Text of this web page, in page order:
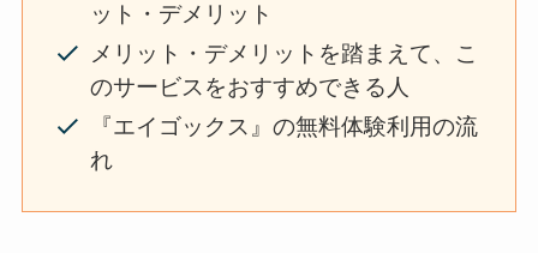
ット・デメリット
メリット・デメリットを踏まえて、こ
のサービスをおすすめできる人
『エイゴックス』の無料体験利用の流
れ